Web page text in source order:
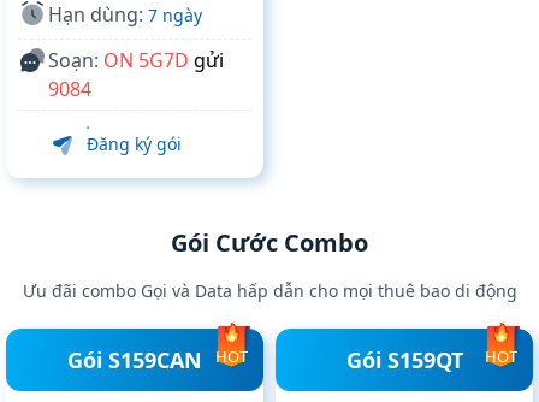
Hạn dùng: 7 ngày
Soạn: ON 5G7D gửi
9084
Đăng ký gói
Gói Cước Combo
Ưu đãi combo Gọi và Data hấp dẫn cho mọi thuê bao di động
HOT
Gói S159CAN HOT
Gói S159QT